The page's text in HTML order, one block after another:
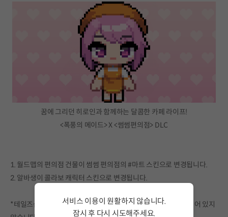
꿈에 그리던 히로인과 함께하는 달콤한 카페 라이프!
<폭풍의 메이드> X <썸썸편의점> DLC
1. 월드맵의 편의점 건물이 썸썸 편의점의 #마트 스킨으로 변경됩니다.
2. 알바생이 콜라보 캐릭터 스킨으로 변경됩니다.
*테일즈샵 콜라보 DLC는 스킨 DLC로 별도 캐릭터 영입이 포함되어 있지
서비스 이용이 원활하지 않습니다.
잠시 후 다시 시도해주세요.